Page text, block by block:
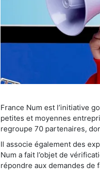
France Num est l’initiative
petites et moyennes
regroupe 70 partenaires,
Il associe également des
Num a fait l’objet de
répondre aux demandes de